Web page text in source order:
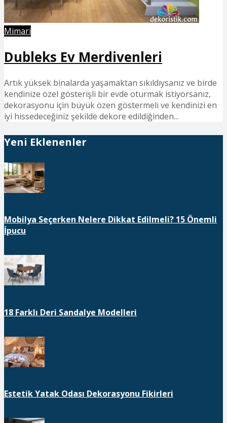
Mimari
Dubleks Ev Merdivenleri
Artık yüksek binalarda yaşamaktan sıkıldıysanız ve birde
kendinize özel gösterişli bir evde oturmak istiyorsanız,
dekorasyonu için büyük özen göstermeli ve kendinizi en
iyi hissedeceğiniz şekilde dekore edildiğinden...
Yeni Eklenenler
Mobilya Seçerken Nelere Dikkat Edilmeli? 15 Önemli
İpucu
18 Farklı Deri Sandalye Modelleri
Estetik Yatak Odası Dekorasyonu Fikirleri